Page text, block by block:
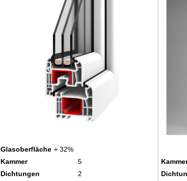
Glasoberfläche + 32%
Kammer
5
Dichtungen
2